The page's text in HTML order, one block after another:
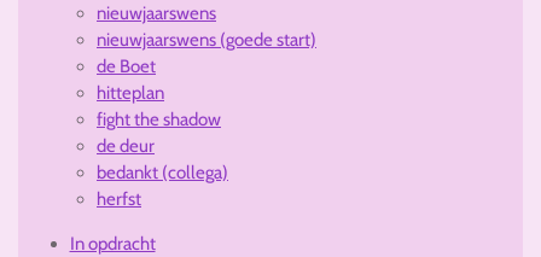
nieuwjaarswens
nieuwjaarswens (goede start)
de Boet
hitteplan
fight the shadow
de deur
bedankt (collega)
herfst
In opdracht